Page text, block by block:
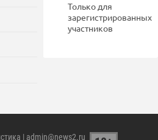
Только для
зарегистрированных
участников
| admin@news2.ru